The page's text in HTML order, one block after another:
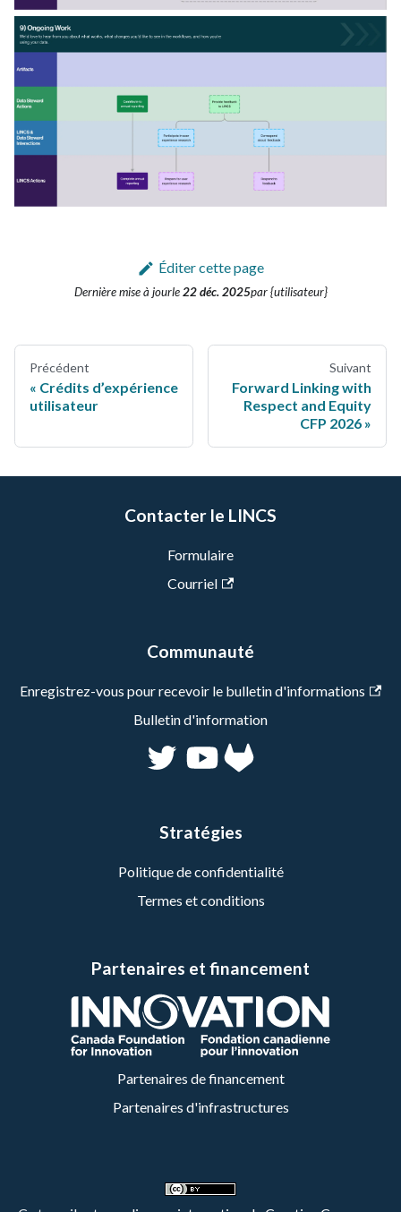
Éditer cette page
Dernière mise à jourle22 déc. 2025par {utilisateur}
Précédent
Crédits d’expérience
utilisateur
Suivant
Forward Linking with
Respect and Equity
CFP 2026
Contacter le LINCS
Formulaire
Courriel
Communauté
Enregistrez-vous pour recevoir le bulletin d'informations
Bulletin d'information
Stratégies
Politique de confidentialité
Termes et conditions
Partenaires et financement
Partenaires de financement
Partenaires d'infrastructures